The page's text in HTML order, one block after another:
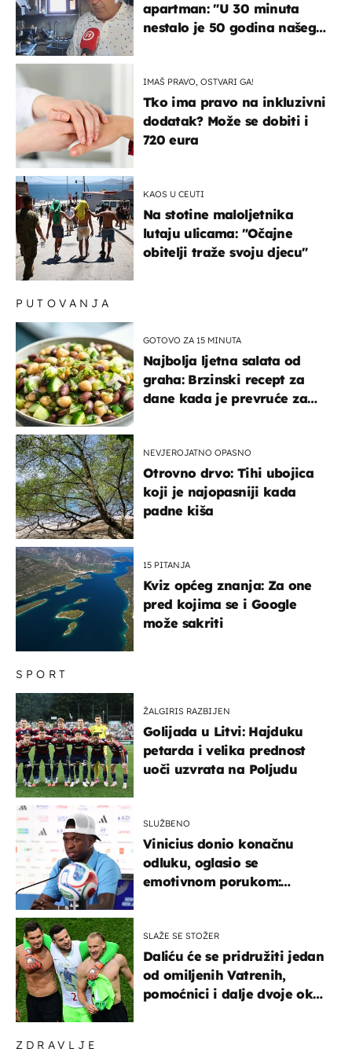
apartman: "U 30 minuta
nestalo je 50 godina našeg
IMAŠ PRAVO, OSTVARI GA!
Tko ima pravo na inkluzivni
dodatak? Može se dobiti i
720 eura
KAOS U CEUTI
Na stotine maloljetnika
lutaju ulicama: "Očajne
obitelji traže svoju djecu"
ZDRAVLJE
SPORT
ŽALGIRIS RAZBIJEN
Golijada u Litvi: Hajduku
petarda i velika prednost
uoči uzvrata na Poljudu
SLUŽBENO
Vinicius donio konačnu
odluku, oglasio se
emotivnom porukom:
SLAŽE SE STOŽER
Daliću će se pridružiti jedan
od omiljenih Vatrenih,
pomoćnici i dalje dvoje oko
PUTOVANJA
GOTOVO ZA 15 MINUTA
Najbolja ljetna salata od
graha: Brzinski recept za
dane kada je prevruće za
NEVJEROJATNO OPASNO
Otrovno drvo: Tihi ubojica
koji je najopasniji kada
padne kiša
15 PITANJA
Kviz općeg znanja: Za one
pred kojima se i Google
može sakriti